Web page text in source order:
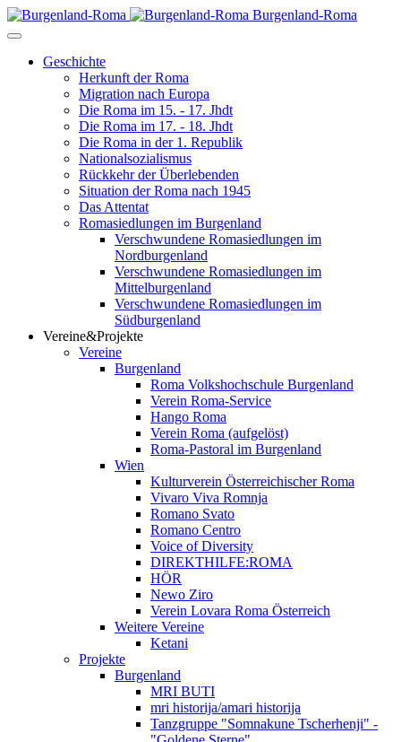
Burgenland-Roma
Geschichte
Herkunft der Roma
Migration nach Europa
Die Roma im 15. - 17. Jhdt
Die Roma im 17. - 18. Jhdt
Die Roma in der 1. Republik
Nationalsozialismus
Rückkehr der Überlebenden
Situation der Roma nach 1945
Das Attentat
Romasiedlungen im Burgenland
Verschwundene Romasiedlungen im
Nordburgenland
Verschwundene Romasiedlungen im
Mittelburgenland
Verschwundene Romasiedlungen im
Südburgenland
Vereine&Projekte
Vereine
Burgenland
Roma Volkshochschule Burgenland
Verein Roma-Service
Hango Roma
Verein Roma (aufgelöst)
Roma-Pastoral im Burgenland
Wien
Kulturverein Österreichischer Roma
Vivaro Viva Romnja
Romano Svato
Romano Centro
Voice of Diversity
DIREKTHILFE:ROMA
HÖR
Newo Ziro
Verein Lovara Roma Österreich
Weitere Vereine
Ketani
Projekte
Burgenland
MRI BUTI
mri historija/amari historija
Tanzgruppe "Somnakune Tscherhenji" -